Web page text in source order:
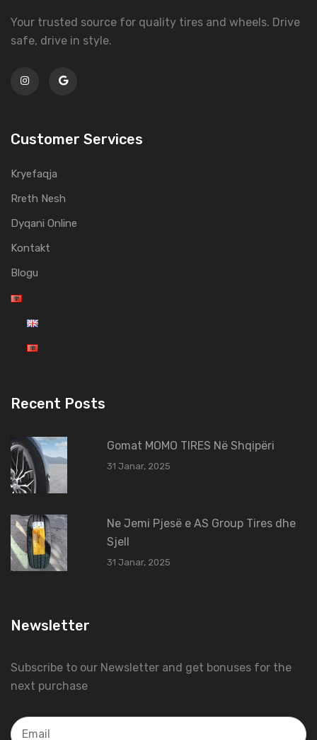
Your trusted source for quality tires and wheels. Drive
safe, drive in style.
Customer Services
Kryefaqja
Rreth Nesh
Dyqani Online
Kontakt
Blogu
Recent Posts
Gomat MOMO TIRES Në Shqipëri
31 Janar, 2025
Ne Jemi Pjesë e AS Group Tires dhe
Sjell
31 Janar, 2025
Newsletter
Subscribe to our Newsletter and get bonuses for the
next purchase